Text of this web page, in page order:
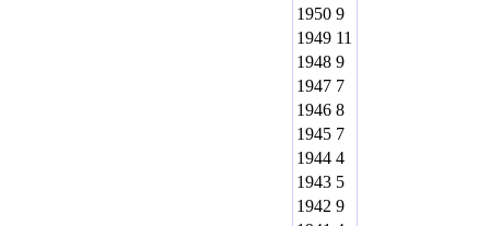
1950 9
1949 11
1948 9
1947 7
1946 8
1945 7
1944 4
1943 5
1942 9